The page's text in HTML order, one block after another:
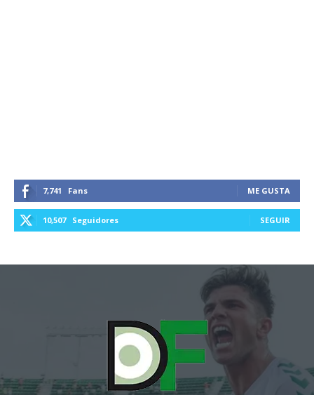
7,741 Fans ME GUSTA
10,507 Seguidores SEGUIR